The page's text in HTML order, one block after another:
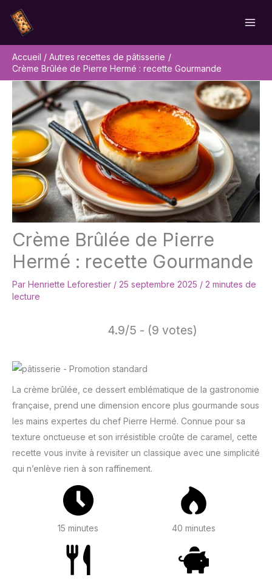
contenu
Accueil
Autres recettes de pâtisserie
Crème Brûlée de Pierre Hermé : recette Gourmande
Crème Brûlée de Pierre
Hermé : recette Gourmande
Par Henriette Leforestier / 25 septembre 2025 / 2 minutes de
lecture
4.9/5 - (9 votes)
La crème brûlée, ce dessert emblématique de la gastronomie
française, prend une dimension encore plus gourmande sous
les mains expertes du chef Pierre Hermé. Connue pour sa
texture onctueuse et son irrésistible croûte de caramel, cette
recette vous invite à revisiter un classique avec une simplicité
qui n’enlève rien à son raffinement.
15 minutes 40 minutes
Rechercher